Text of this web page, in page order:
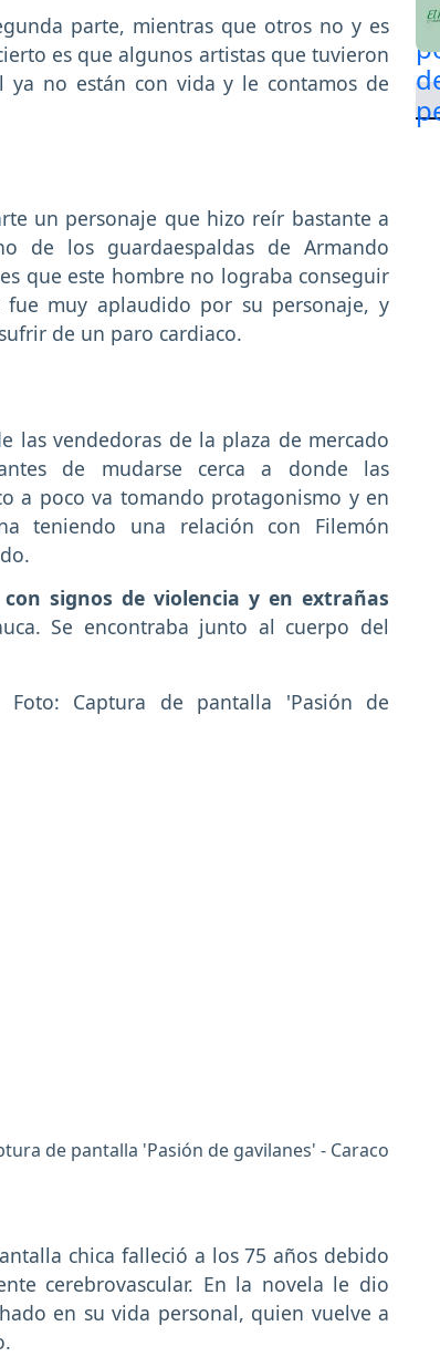
parte, mientras que otros no y es
es que algunos artistas que tuvieron
no están con vida y le contamos de
un personaje que hizo reír bastante a
de los guardaespaldas de Armando
que este hombre no lograba conseguir
muy aplaudido por su personaje, y
de un paro cardiaco.
las vendedoras de la plaza de mercado
de mudarse cerca a donde las
a poco va tomando protagonismo y en
teniendo una relación con Filemón
signos de violencia y en extrañas
Se encontraba junto al cuerpo del
de pantalla 'Pasión de gavilanes' - Caraco
chica falleció a los 75 años debido
cerebrovascular. En la novela le dio
en su vida personal, quien vuelve a